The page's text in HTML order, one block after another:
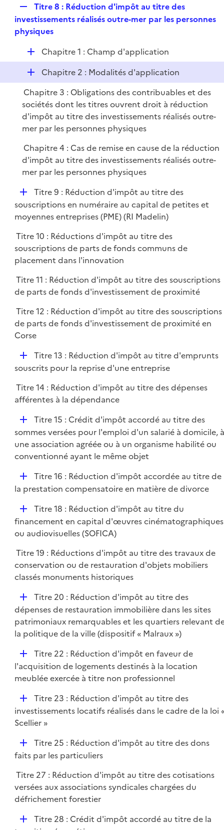
e
r
e
p
i
e
r
Titre 8 : Réduction d'impôt au titre des
investissements réalisés outre-mer par les personnes
physiques
D
é
i
e
r
Chapitre 1 : Champ d'application
D
é
p
l
i
e
r
Chapitre 2 : Modalités d'application
Chapitre 3 : Obligations des contribuables et des
sociétés dont les titres ouvrent droit à réduction
d'impôt au titre des investissements réalisés outre-
mer par les personnes physiques
Chapitre 4 : Cas de remise en cause de la réduction
d'impôt au titre des investissements réalisés outre-
mer par les personnes physiques
D
é
p
i
e
r
Titre 9 : Réduction d'impôt au titre des
souscriptions en numéraire au capital de petites et
moyennes entreprises (PME) (RI Madelin)
Titre 10 : Réductions d'impôt au titre des
souscriptions de parts de fonds communs de
placement dans l'innovation
Titre 11 : Réduction d'impôt au titre des souscriptions
de parts de fonds d'investissement de proximité
Titre 12 : Réduction d'impôt au titre des souscriptions
de parts de fonds d'investissement de proximité en
Corse
D
é
l
i
Titre 13 : Réduction d'impôt au titre d'emprunts
souscrits pour la reprise d'une entreprise
Titre 14 : Réduction d'impôt au titre des dépenses
afférentes à la dépendance
D
é
p
l
r
Titre 15 : Crédit d'impôt accordé au titre des
sommes versées pour l'emploi d'un salarié à domicile, à
une association agréée ou à un organisme habilité ou
conventionné ayant le même objet
D
é
i
e
Titre 16 : Réduction d'impôt accordée au titre de
la prestation compensatoire en matière de divorce
D
é
p
i
e
r
Titre 18 : Réduction d'impôt au titre du
financement en capital d'œuvres cinématographiques
ou audiovisuelles (SOFICA)
Titre 19 : Réductions d'impôt au titre des travaux de
conservation ou de restauration d'objets mobiliers
classés monuments historiques
D
é
p
l
r
Titre 20 : Réduction d'impôt au titre des
dépenses de restauration immobilière dans les sites
patrimoniaux remarquables et les quartiers relevant
la politique de la ville (dispositif « Malraux »)
D
é
p
e
r
Titre 22 : Réduction d'impôt en faveur de
l'acquisition de logements destinés à la location
meublée exercée à titre non professionnel
D
é
p
e
Titre 23 : Réduction d'impôt au titre des
investissements locatifs réalisés dans le cadre de la loi
Scellier »
D
é
l
i
e
Titre 25 : Réduction d'impôt au titre des dons
faits par les particuliers
Titre 27 : Réduction d'impôt au titre des cotisations
versées aux associations syndicales chargées du
défrichement forestier
DTitre 28 : Crédit d'impôt accordé au titre de la